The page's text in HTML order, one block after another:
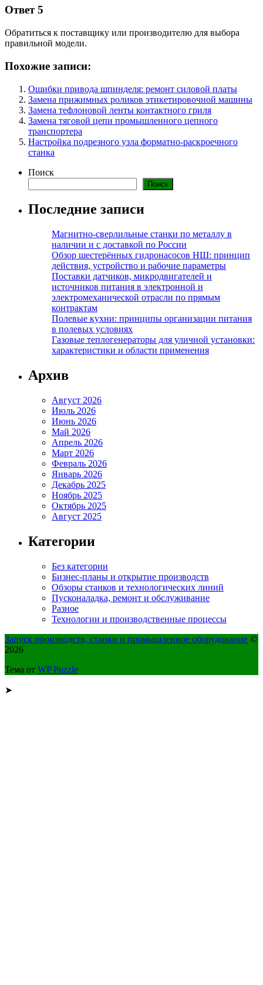
Ответ 5
Обратиться к поставщику или производителю для выбора
правильной модели.
Похожие записи:
Ошибки привода шпинделя: ремонт силовой платы
Замена прижимных роликов этикетировочной машины
Замена тефлоновой ленты контактного гриля
Замена тяговой цепи промышленного цепного
транспортера
Настройка подрезного узла форматно-раскроечного
станка
Поиск
Поиск
Последние записи
Магнитно-сверлильные станки по металлу в
наличии и с доставкой по России
Обзор шестерённых гидронасосов НШ: принцип
действия, устройство и рабочие параметры
Поставки датчиков, микродвигателей и
источников питания в электронной и
электромеханической отрасли по прямым
контрактам
Полевые кухни: принципы организации питания
в полевых условиях
Газовые теплогенераторы для уличной установки:
характеристики и области применения
Архив
Август 2026
Июль 2026
Июнь 2026
Май 2026
Апрель 2026
Март 2026
Февраль 2026
Январь 2026
Декабрь 2025
Ноябрь 2025
Октябрь 2025
Август 2025
Категории
Без категории
Бизнес-планы и открытие производств
Обзоры станков и технологических линий
Пусконаладка, ремонт и обслуживание
Разное
Технологии и производственные процессы
Запуск производств, станки и промышленное оборудование ©
2026
Тема от WP Puzzle
➤